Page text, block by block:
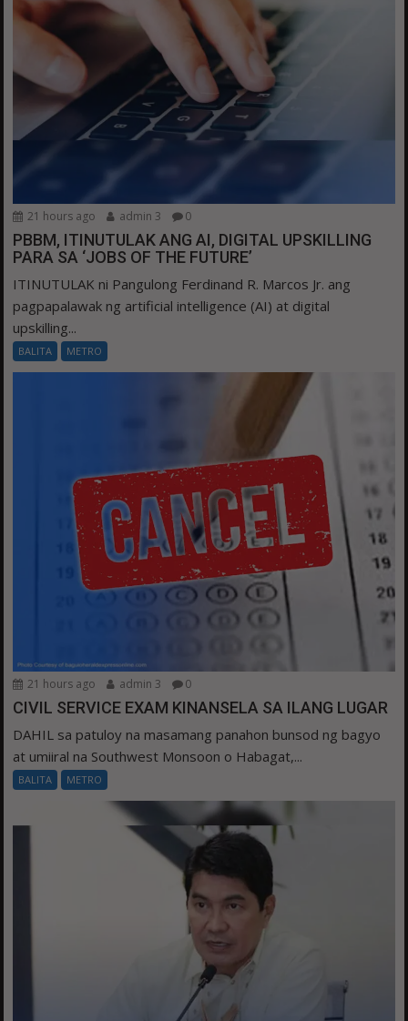
21 hours ago admin 3 0
PBBM, ITINUTULAK ANG AI, DIGITAL UPSKILLING
PARA SA ‘JOBS OF THE FUTURE’
ITINUTULAK ni Pangulong Ferdinand R. Marcos Jr. ang
pagpapalawak ng artificial intelligence (AI) at digital
upskilling...
BALITA METRO
21 hours ago admin 3 0
CIVIL SERVICE EXAM KINANSELA SA ILANG LUGAR
DAHIL sa patuloy na masamang panahon bunsod ng bagyo
at umiiral na Southwest Monsoon o Habagat,...
BALITA METRO